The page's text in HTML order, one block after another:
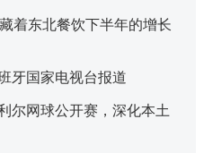
着东北餐饮下半年的增长
牙国家电视台报道
尔网球公开赛，深化本土